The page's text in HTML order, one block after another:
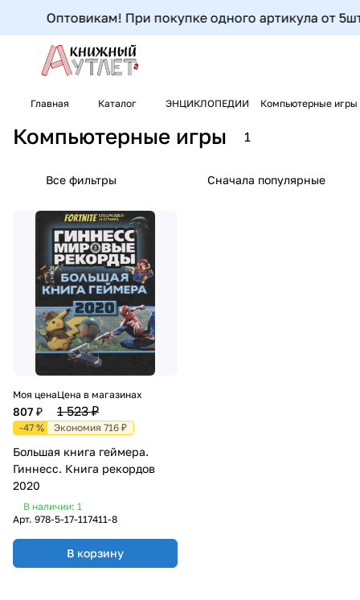
Оптовикам! При покупке одного артикула от
Главная Каталог ЭНЦИКЛОПЕДИИ Компьютерные игры
Компьютерные игры 1
Все фильтры Сначала популярные
Моя цена
807 ₽
Цена в магазинах
1 523 ₽
-47 % Экономия 716 ₽
Большая книга геймера.
Гиннесс. Книга рекордов
2020
В наличии: 1
Арт. 978-5-17-117411-8
В корзину